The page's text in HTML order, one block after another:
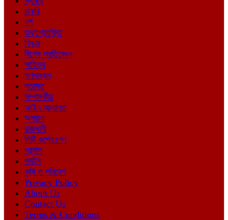
চাকরি
ধর্ম
তথ্যপ্রযুক্তি
ফিচার
বিশেষ প্রতিবেদন
সাহিত্য
গণমাধ্যম
মতামত
সম্পাদকীয়
আইন আদালত
অপরাধ
রাজধানী
সিটি কর্পোরেশন
প্রবাস
পর্যটন
কৃষি ও পরিবেশ
Privacy Policy
About Us
Contact Us
Terms & Conditions